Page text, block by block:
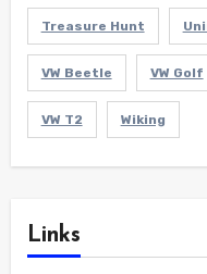
Treasure Hunt
VW Beetle VW Golf
VW T2 Wiking
Links